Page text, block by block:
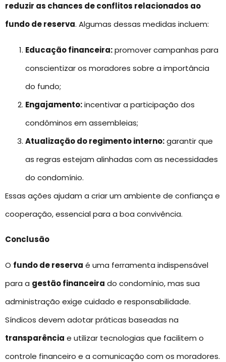
reduzir as chances de conflitos relacionados ao
fundo de reserva. Algumas dessas medidas incluem:
Educação financeira:promover campanhas para
conscientizar os moradores sobre a importância
do fundo;
Engajamento:incentivar a participação dos
condôminos em assembleias;
Atualização do regimento interno:garantir que
as regras estejam alinhadas com as necessidades
do condomínio.
Essas ações ajudam a criar um ambiente de confiança e
cooperação, essencial para a boa convivência.
Conclusão
O fundo de reserva é uma ferramenta indispensável
para a gestão financeira do condomínio, mas sua
administração exige cuidado e responsabilidade.
Síndicos devem adotar práticas baseadas na
transparência e utilizar tecnologias que facilitem o
controle financeiro e a comunicação com os moradores.